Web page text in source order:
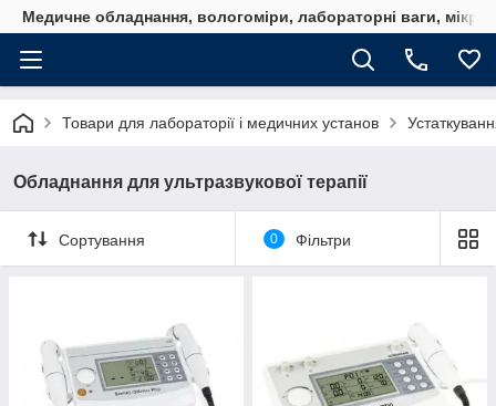
Медичне обладнання, вологоміри, лабораторні ваги,
Товари для лабораторії і медичних установ
Обладнання для ультразвукової терапії
Сортування 0 Фільтри